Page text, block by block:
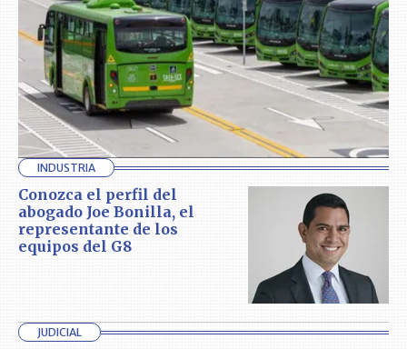
INDUSTRIA
Conozca el perfil del
abogado Joe Bonilla, el
representante de los
equipos del G8
JUDICIAL